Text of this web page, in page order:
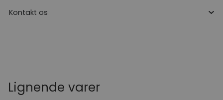
Kontakt os
Lignende varer